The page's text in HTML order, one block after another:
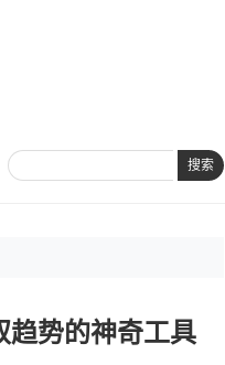
搜索
势的神奇工具